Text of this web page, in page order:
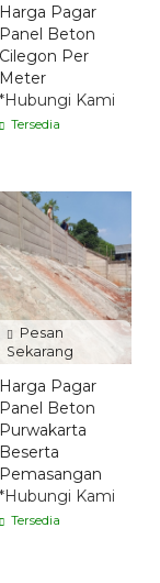
Harga Pagar
Panel Beton
Cilegon Per
Meter
*Hubungi Kami
Tersedia
Pesan
Sekarang
Harga Pagar
Panel Beton
Purwakarta
Beserta
Pemasangan
*Hubungi Kami
Tersedia